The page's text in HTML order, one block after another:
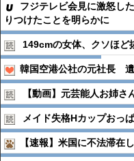
フジテレビ会見に激怒し
りつけたことを明らかに
149cmの女体、クソほど
韓国空港公社の元社長
【動画】元芸能人お姉
メイド失格Hカップおっ
【速報】米国に不法滞在